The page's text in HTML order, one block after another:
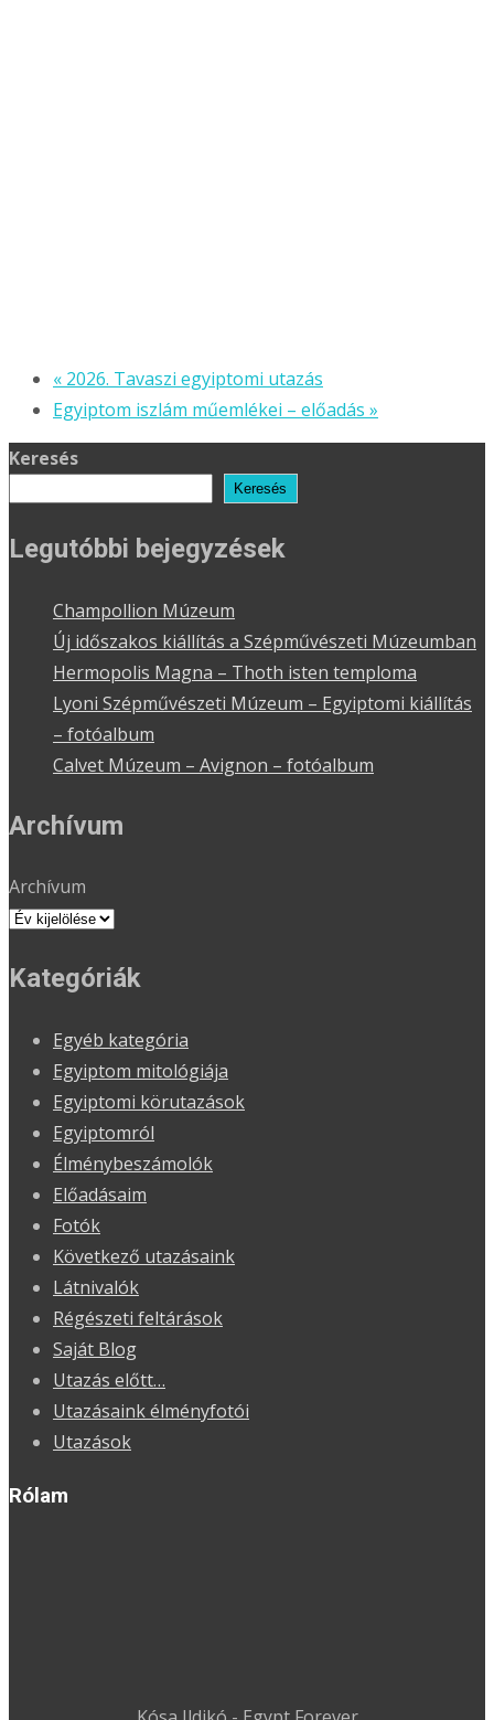
« 2026. Tavaszi egyiptomi utazás
Egyiptom iszlám műemlékei – előadás »
Keresés
Keresés
Legutóbbi bejegyzések
Champollion Múzeum
Új időszakos kiállítás a Szépművészeti Múzeumban
Hermopolis Magna – Thoth isten temploma
Lyoni Szépművészeti Múzeum – Egyiptomi kiállítás
– fotóalbum
Calvet Múzeum – Avignon – fotóalbum
Archívum
Archívum
Kategóriák
Egyéb kategória
Egyiptom mitológiája
Egyiptomi körutazások
Egyiptomról
Élménybeszámolók
Előadásaim
Fotók
Következő utazásaink
Látnivalók
Régészeti feltárások
Saját Blog
Utazás előtt…
Utazásaink élményfotói
Utazások
Rólam